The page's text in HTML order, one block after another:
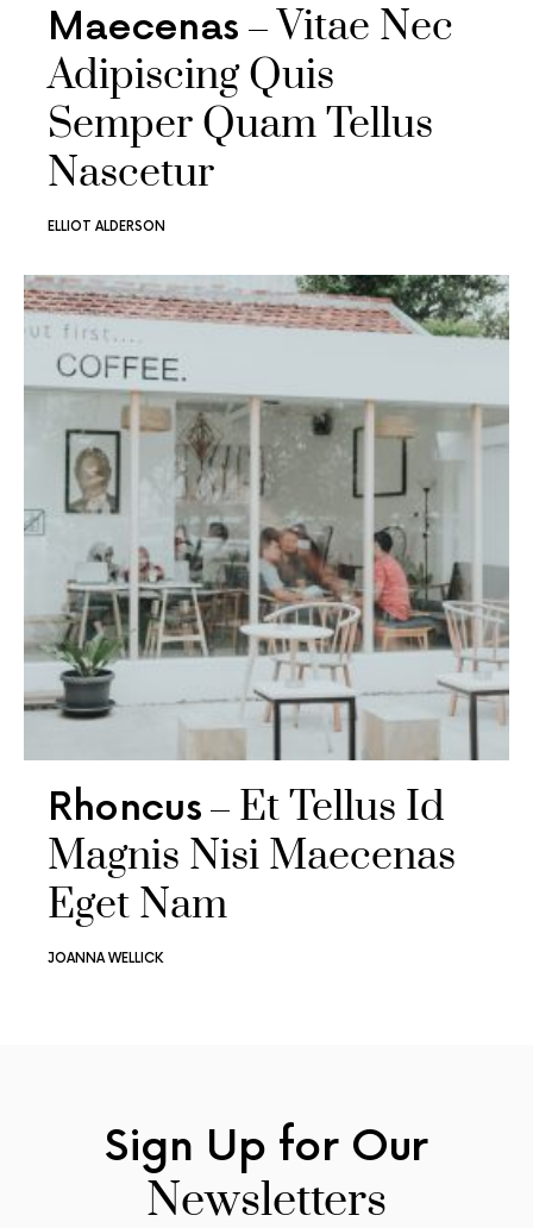
Maecenas
Vitae Nec
Adipiscing Quis
Semper Quam Tellus
Nascetur
ELLIOT ALDERSON
Rhoncus
Et Tellus Id
Magnis Nisi Maecenas
Eget Nam
JOANNA WELLICK
Sign Up for Our
Newsletters